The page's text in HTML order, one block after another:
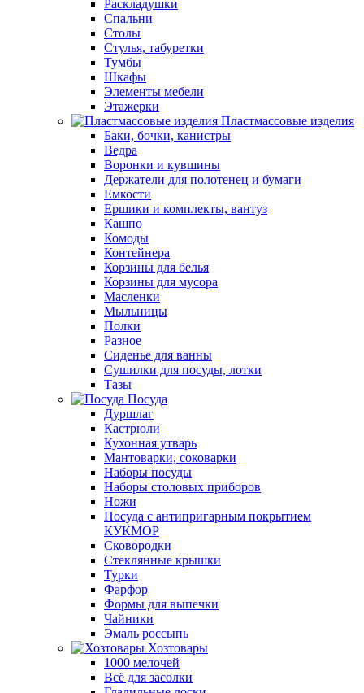
Раскладушки
Спальни
Столы
Стулья, табуретки
Тумбы
Шкафы
Элементы мебели
Этажерки
Пластмассовые изделия
Баки, бочки, канистры
Ведра
Воронки и кувшины
Держатели для полотенец и бумаги
Емкости
Ершики и комплекты, вантуз
Кашпо
Комоды
Контейнера
Корзины для белья
Корзины для мусора
Масленки
Мыльницы
Полки
Разное
Сиденье для ванны
Сушилки для посуды, лотки
Тазы
Посуда
Дуршлаг
Кастрюли
Кухонная утварь
Мантоварки, соковарки
Наборы посуды
Наборы столовых приборов
Ножи
Посуда с антипригарным покрытием
КУКМОР
Сковородки
Стеклянные крышки
Турки
Фарфор
Формы для выпечки
Чайники
Эмаль россыпь
Хозтовары
1000 мелочей
Всё для засолки